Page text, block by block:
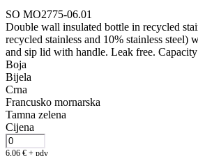
SO MO2775-06.01
Double wall insulated bottle in recycled
recycled stainless and 10% stainless steel)
and sip lid with handle. Leak free.
Boja
Bijela
Crna
Francusko mornarska
Tamna zelena
Cijena
6,06 € + pdv